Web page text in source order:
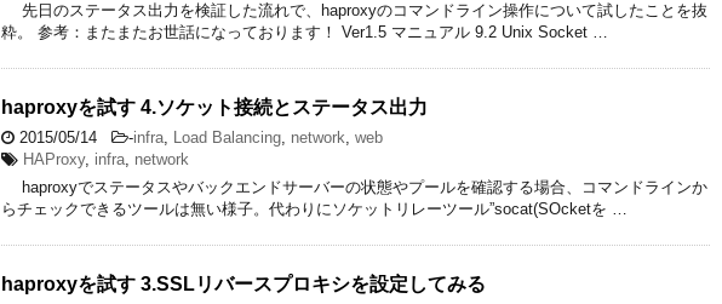
先日のステータス出力を検証した流れで、haproxyのコマンドライン操作について試したことを抜
粋。 参考：またまたお世話になっております！ Ver1.5 マニュアル 9.2 Unix Socket …
haproxyを試す 4.ソケット接続とステータス出力
2015/05/14 -infra, Load Balancing, network, web
HAProxy, infra, network
haproxyでステータスやバックエンドサーバーの状態やプールを確認する場合、コマンドラインか
らチェックできるツールは無い様子。代わりにソケットリレーツール”socat(SOcketを …
haproxyを試す 3.SSLリバースプロキシを設定してみる